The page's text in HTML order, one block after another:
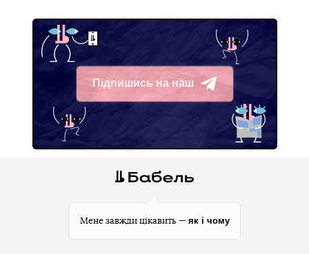
Підпишись на наш
Telegram
Мене завжди цікавить — як і чому